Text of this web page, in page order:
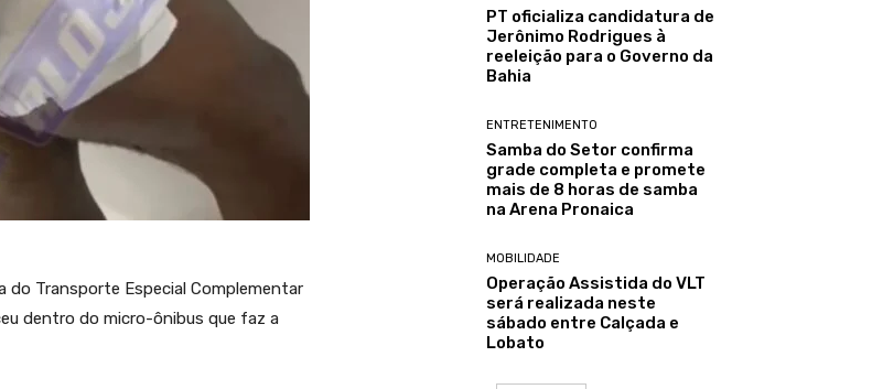
Transporte Especial Complementar
dentro do micro-ônibus que faz a
PT oficializa candidatura de
Jerônimo Rodrigues à
reeleição para o Governo da
Bahia
ENTRETENIMENTO
Samba do Setor confirma
grade completa e promete
mais de 8 horas de samba
na Arena Pronaica
MOBILIDADE
Operação Assistida do VLT
será realizada neste
sábado entre Calçada e
Lobato